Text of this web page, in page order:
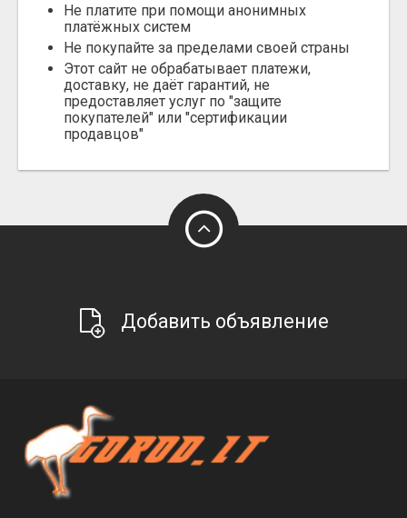
Не платите при помощи анонимных
платёжных систем
Не покупайте за пределами своей страны
Этот сайт не обрабатывает платежи,
доставку, не даёт гарантий, не
предоставляет услуг по "защите
покупателей" или "сертификации
продавцов"
Добавить объявление